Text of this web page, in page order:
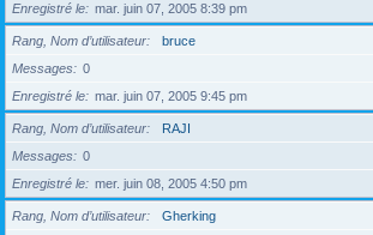
Enregistré le
mar. juin 07, 2005 8:39 pm
Rang, Nom d’utilisateur
bruce
Messages
0
Enregistré le
mar. juin 07, 2005 9:45 pm
Rang, Nom d’utilisateur
RAJI
Messages
0
Enregistré le
mer. juin 08, 2005 4:50 pm
Rang, Nom d’utilisateur
Gherking